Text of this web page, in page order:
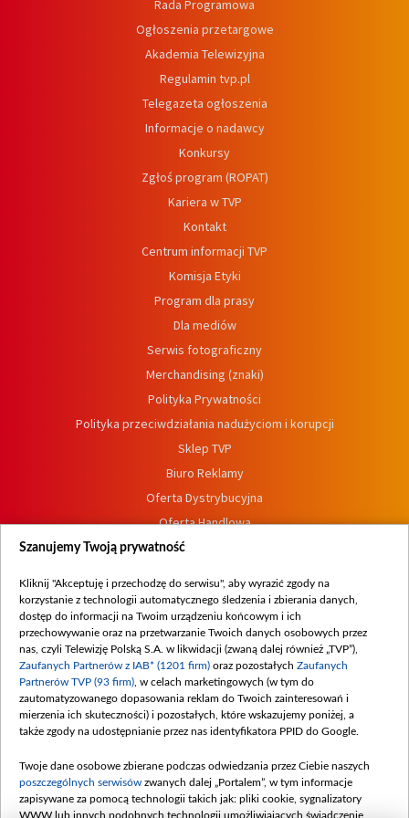
Rada Programowa
Ogłoszenia przetargowe
Akademia Telewizyjna
Regulamin tvp.pl
Telegazeta ogłoszenia
Informacje o nadawcy
Konkursy
Zgłoś program (ROPAT)
Kariera w TVP
Kontakt
Centrum informacji TVP
Komisja Etyki
Program dla prasy
Dla mediów
Serwis fotograficzny
Merchandising (znaki)
Polityka Prywatności
Polityka przeciwdziałania nadużyciom i korupcji
Sklep TVP
Biuro Reklamy
Oferta Dystrybucyjna
Oferta Handlowa
Dostępność
Procedura zgłoszeń wewnętrznych
Szanujemy Twoją prywatność
Kliknij "Akceptuję i przechodzę do serwisu", aby wyrazić zgody na
korzystanie z technologii automatycznego śledzenia i zbierania danych,
dostęp do informacji na Twoim urządzeniu końcowym i ich
przechowywanie oraz na przetwarzanie Twoich danych osobowych przez
nas, czyli Telewizję Polską S.A. w likwidacji (zwaną dalej również „TVP”),
Zaufanych Partnerów z IAB* (1201 firm) oraz pozostałych Zaufanych
Partnerów TVP (93 firm) , w celach marketingowych (w tym do
zautomatyzowanego dopasowania reklam do Twoich zainteresowań i
mierzenia ich skuteczności) i pozostałych, które wskazujemy poniżej, a
także zgody na udostępnianie przez nas identyfikatora PPID do Google.
Twoje dane osobowe zbierane podczas odwiedzania przez Ciebie naszych
poszczególnych serwisów zwanych dalej „Portalem”, w tym informacje
zapisywane za pomocą technologii takich jak: pliki cookie, sygnalizatory
WWW lub innych podobnych technologii umożliwiających świadczenie